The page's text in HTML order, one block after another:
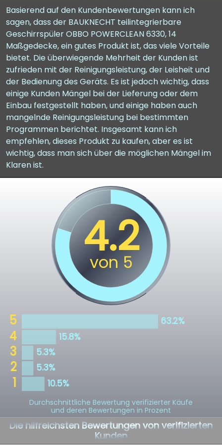
Basierend auf den Kundenbewertungen kann ich
sagen, dass der BAUKNECHT teilintegrierbare
Geschirrspüler OBBO POWERCLEAN 6330, 14
Maßgedecke, ein gutes Produkt ist, das viele Vorteile
bietet. Die überwiegende Mehrheit der Kunden ist
zufrieden mit der Reinigungsleistung, der Leisheit und
der Bedienung des Geräts. Es ist jedoch wichtig, dass
einige Kunden Mängel bei der Lieferung oder dem
Einbau festgestellt haben, und einige haben auch
mangelnde Reinigungsleistung bei bestimmten
Programmen berichtet. Insgesamt kann ich
empfehlen, dieses Produkt zu kaufen, aber es ist
wichtig, dass man sich über die möglichen Mängel im
Klaren ist.
Durchschnittliche Bewertung verifizierter Käufe
und deren Bewertungen in Prozent
Die hilfreichsten Bewertungen von verifizierten
Kunden